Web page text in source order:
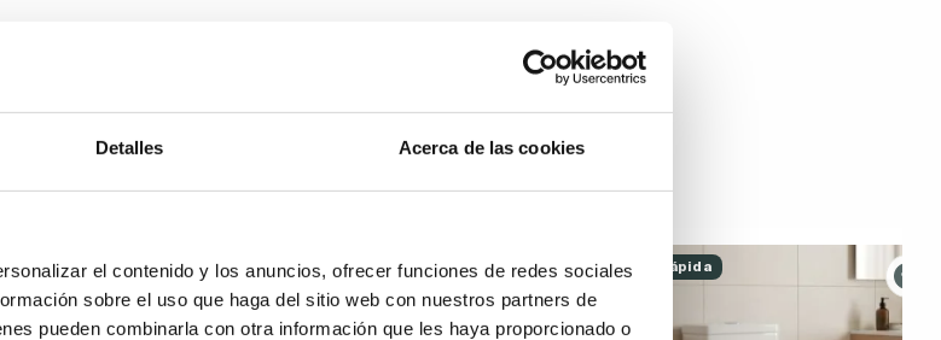
Detalles Acerca de las cookies
el contenido y los anuncios, ofrecer funciones de redes sociales
sobre el uso que haga del sitio web con nuestros partners de
pueden combinarla con otra información que les haya proporcionado o
Entrega rápida Entrega rápida